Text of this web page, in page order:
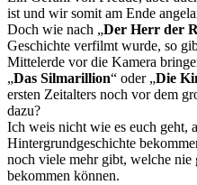
ist und wir somit am Ende
Doch wie nach „Der Herr der
Geschichte verfilmt wurde, so
Mittelerde vor die Kamera
„Das Silmarillion“ oder „Die
ersten Zeitalters noch vor dem
dazu?
Ich weis nicht wie es euch geht,
Hintergrundgeschichte
noch viele mehr gibt, welche
bekommen können.